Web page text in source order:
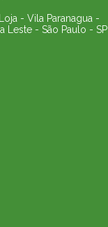
- Vila Paranagua -
Leste - São Paulo - SP